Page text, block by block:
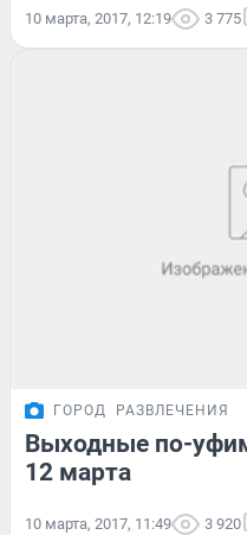
10 марта, 2017, 12:19 3 775
ГОРОД РАЗВЛЕЧЕНИЯ
Выходные по-
12 марта
10 марта, 2017, 11:49 3 920